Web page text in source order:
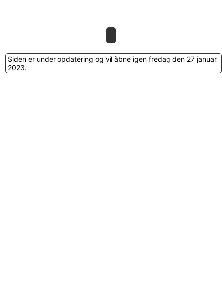
Siden er under opdatering og vil åbne igen fredag den 27 januar
2023.